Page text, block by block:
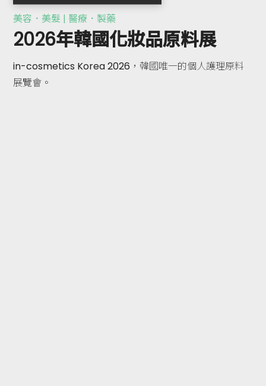
美容．美髮 | 醫療．製藥
2026年韓國化妝品原料展
in-cosmetics Korea 2026，韓國唯一的個人護理原料
展覽會。